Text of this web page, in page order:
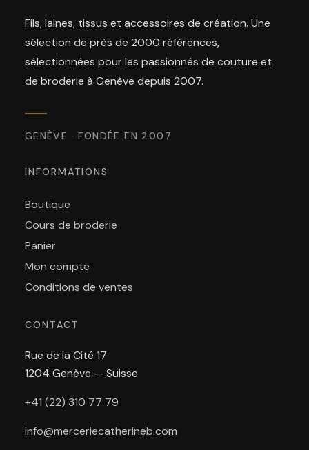
Fils, laines, tissus et accessoires de création. Une
sélection de près de 2000 références,
sélectionnées pour les passionnés de couture et
de broderie à Genève depuis 2007.
GENÈVE · FONDÉE EN 2007
INFORMATIONS
Boutique
Cours de broderie
Panier
Mon compte
Conditions de ventes
CONTACT
Rue de la Cité 17
1204 Genève — Suisse
+41 (22) 310 77 79
info@merceriecatherineb.com